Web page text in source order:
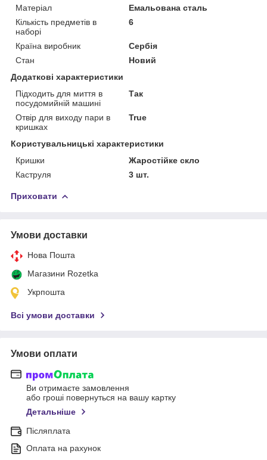
Матеріал
Емальована сталь
Кількість предметів в
наборі
6
Країна виробник
Сербія
Стан
Новий
Додаткові характеристики
Підходить для миття в
посудомийній машині
Так
Отвір для виходу пари в
кришках
True
Користувальницькі характеристики
Кришки
Жаростійке скло
Каструля
3 шт.
Приховати
Умови доставки
Нова Пошта
Магазини Rozetka
Укрпошта
Всі умови доставки
Умови оплати
Ви отримаєте замовлення
або гроші повернуться на вашу картку
Детальніше
Післяплата
Оплата на рахунок